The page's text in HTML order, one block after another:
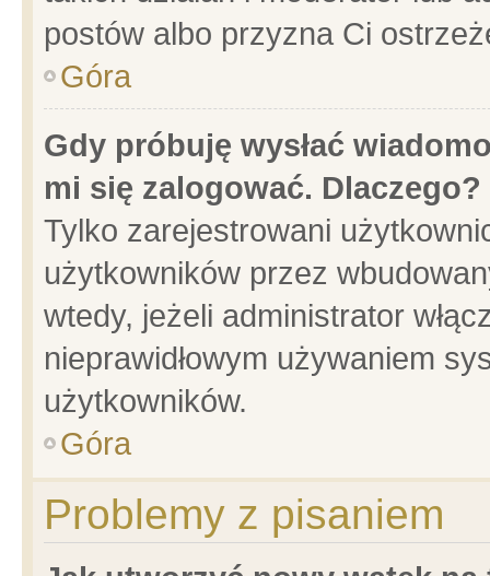
postów albo przyzna Ci
Góra
Gdy próbuję wysłać
mi się zalogować. Dlaczego?
Tylko zarejestrowani
użytkowników przez
wtedy, jeżeli administrator
nieprawidłowym używaniem
użytkowników.
Góra
Problemy z pisaniem